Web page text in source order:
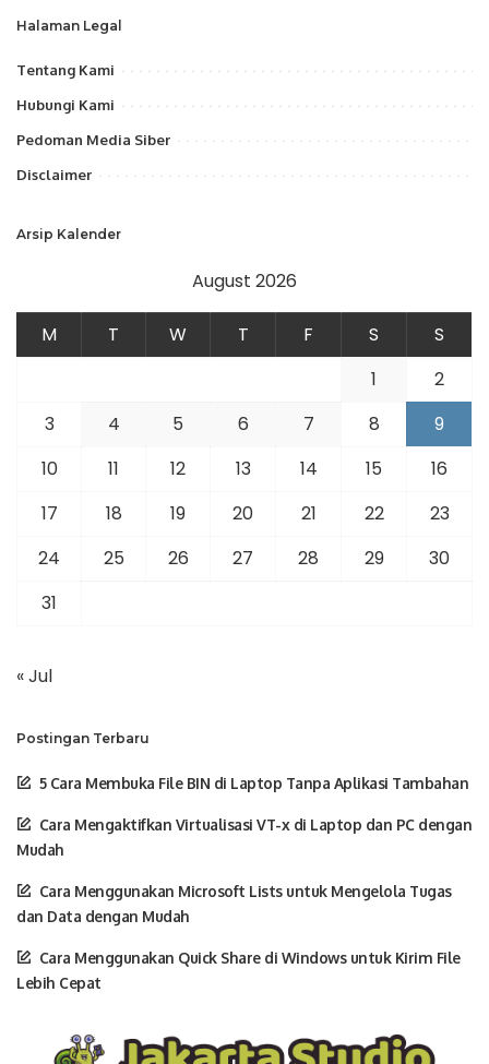
Halaman Legal
Tentang Kami
Hubungi Kami
Pedoman Media Siber
Disclaimer
Arsip Kalender
August 2026
M T W T F S
S
1
2
3
4 5 6 7 8
9
10
11 12 13 14 15
16
17
18 19 20 21 22
23
24
25 26 27 28 29
30
31
« Jul
Postingan Terbaru
5 Cara Membuka File BIN di Laptop Tanpa Aplikasi Tambahan
Cara Mengaktifkan Virtualisasi VT-x di Laptop dan PC dengan
Mudah
Cara Menggunakan Microsoft Lists untuk Mengelola Tugas
dan Data dengan Mudah
Cara Menggunakan Quick Share di Windows untuk Kirim File
Lebih Cepat